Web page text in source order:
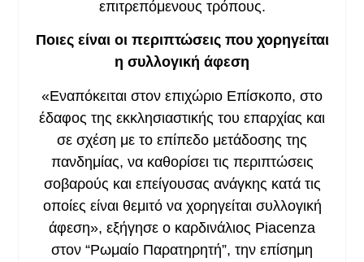
επιτρεπόμενους τρόπους.
Ποιες είναι οι περιπτώσεις που χορηγείται
η συλλογική άφεση
«Εναπόκειται στον επιχώριο Επίσκοπο, στο
έδαφος της εκκλησιαστικής του επαρχίας και
σε σχέση με το επίπεδο μετάδοσης της
πανδημίας, να καθορίσει τις περιπτώσεις
σοβαρούς και επείγουσας ανάγκης κατά τις
οποίες είναι θεμιτό να χορηγείται συλλογική
άφεση», εξήγησε ο καρδινάλιος Piacenza
στον “Ρωμαίο Παρατηρητή”, την επίσημη